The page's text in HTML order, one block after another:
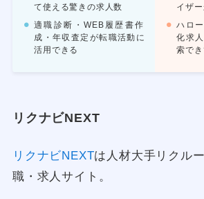
て使える驚きの求人数
適職診断・WEB履歴書作
成・年収査定が転職活動に
活用できる
イザ
ハロ
化求
索でき
リクナビNEXT
リクナビNEXTは人材大手リクル
職・求人サイト。